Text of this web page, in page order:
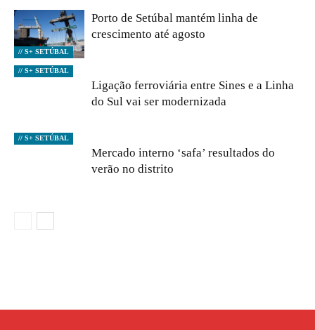
// S+ SETÚBAL
Porto de Setúbal mantém linha de
crescimento até agosto
// S+ SETÚBAL
Ligação ferroviária entre Sines e a Linha
do Sul vai ser modernizada
// S+ SETÚBAL
Mercado interno ‘safa’ resultados do
verão no distrito